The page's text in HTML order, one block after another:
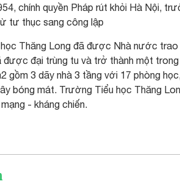
chính quyền Pháp rút khỏi Hà Nội,
tư thục sang công lập
Thăng Long đã được Nhà nước trao
được đại trùng tu và trở thành một
gồm 3 dãy nhà 3 tầng với 17 phòng
bóng mát. Trường Tiểu học Thăng
- kháng chiến.